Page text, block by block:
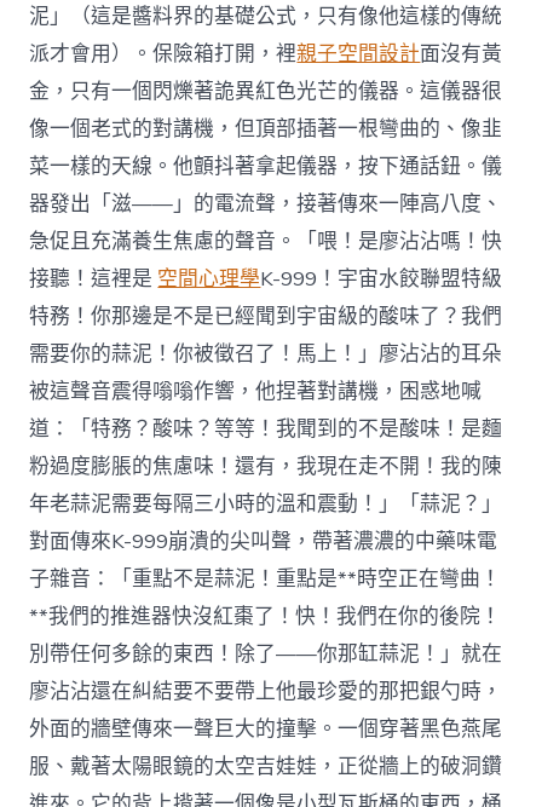
泥」（這是醬料界的基礎公式，只有像他這樣的傳統
派才會用）。保險箱打開，裡親子空間設計面沒有黃
金，只有一個閃爍著詭異紅色光芒的儀器。這儀器很
像一個老式的對講機，但頂部插著一根彎曲的、像韭
菜一樣的天線。他顫抖著拿起儀器，按下通話鈕。儀
器發出「滋——」的電流聲，接著傳來一陣高八度、
急促且充滿養生焦慮的聲音。「喂！是廖沾沾嗎！快
接聽！這裡是 空間心理學K-999！宇宙水餃聯盟特級
特務！你那邊是不是已經聞到宇宙級的酸味了？我們
需要你的蒜泥！你被徵召了！馬上！」廖沾沾的耳朵
被這聲音震得嗡嗡作響，他捏著對講機，困惑地喊
道：「特務？酸味？等等！我聞到的不是酸味！是麵
粉過度膨脹的焦慮味！還有，我現在走不開！我的陳
年老蒜泥需要每隔三小時的溫和震動！」「蒜泥？」
對面傳來K-999崩潰的尖叫聲，帶著濃濃的中藥味電
子雜音：「重點不是蒜泥！重點是**時空正在彎曲！
**我們的推進器快沒紅棗了！快！我們在你的後院！
別帶任何多餘的東西！除了——你那缸蒜泥！」就在
廖沾沾還在糾結要不要帶上他最珍愛的那把銀勺時，
外面的牆壁傳來一聲巨大的撞擊。一個穿著黑色燕尾
服、戴著太陽眼鏡的太空吉娃娃，正從牆上的破洞鑽